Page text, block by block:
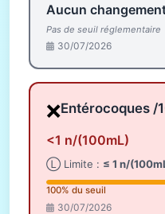
Aucun
Pas de seuil réglementaire
30/07/2026
❌Entérocoques /
<1 n/(100mL)
Ⓛ Limite : ≤ 1 n/
100% du seuil
30/07/2026